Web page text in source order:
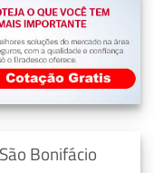
Bonifácio